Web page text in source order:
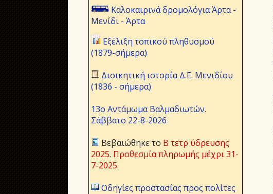
Καλοκαιρινά δρομολόγια Άρτα -
Μενίδι - Άρτα
Εξέλιξη τοπικού πληθυσμού
(1879-σήμερα)
Διοικητική ιστορία Δ.Ε. Μενιδίου
(1836 - σήμερα)
13ο Αντάμωμα Βαλμαδιωτών.
Σάββατο 22-8-2026
Βεβαιώθηκε το Β τετρ ύδρευσης
2025. Προθεσμία πληρωμής μέχρι 31-
7-2025.
Οδηγίες προστασίας προς πολίτες